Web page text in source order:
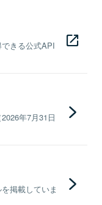
きる公式API
年7月31日
掲載していま